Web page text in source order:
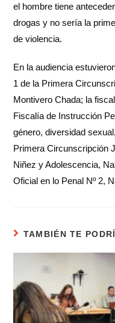
el hombre tiene
drogas y no sería la
de violencia.
En la audiencia
1 de la Primera
Montivero Chada; la
Fiscalía de Instrucción
género, diversidad
Primera Circunscripción
Niñez y Adolescencia,
Oficial en lo Penal Nº 2,
TAMBIÉN TE